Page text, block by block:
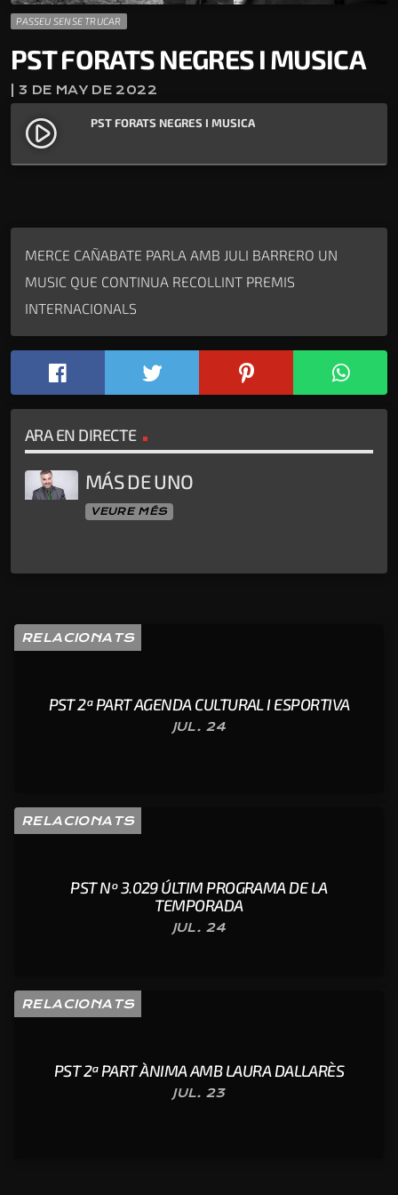
PASSEU SENSE TRUCAR
PST FORATS NEGRES I MUSICA
| 3 DE MAY DE 2022
play_circle_filled PST FORATS NEGRES I MUSICA
MERCE CAÑABATE PARLA AMB JULI BARRERO UN
MUSIC QUE CONTINUA RECOLLINT PREMIS
INTERNACIONALS
ARA EN DIRECTE
MÁS DE UNO
VEURE MÉS
RELACIONATS
PST 2ª PART AGENDA CULTURAL I ESPORTIVA
JUL. 24
RELACIONATS
PST Nº 3.029 ÚLTIM PROGRAMA DE LA
TEMPORADA
JUL. 24
RELACIONATS
PST 2ª PART ÀNIMA AMB LAURA DALLARÈS
JUL. 23